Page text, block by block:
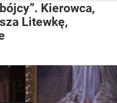
Kierowca,
Litewkę,